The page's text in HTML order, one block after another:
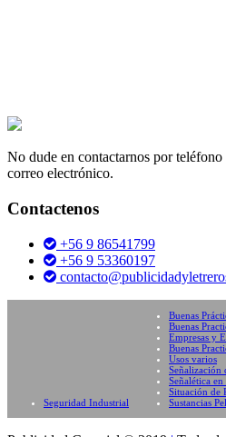
No dude en contactarnos por
correo electrónico.
Contactenos
+56 9 86541799
+56 9 53360197
Seguridad Industrial
Buenas
Buenas
Empresas y
Buenas
Usos varios
Señalización
Señalética
Situación de
Sustancias